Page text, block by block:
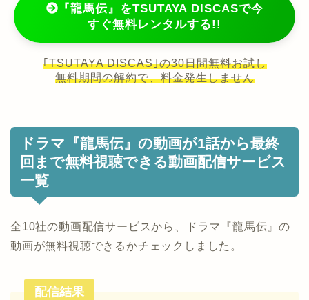
『龍馬伝』をTSUTAYA DISCASで今
すぐ無料レンタルする!!
｢TSUTAYA DISCAS｣の30日間無料お試し
無料期間の解約で、料金発生しません
ドラマ『龍馬伝』の動画が1話から最終
回まで無料視聴できる動画配信サービス
一覧
全10社の動画配信サービスから、ドラマ『龍馬伝』の
動画が無料視聴できるかチェックしました。
配信結果